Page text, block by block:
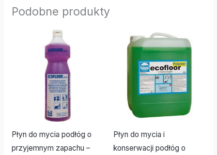
Podobne produkty
Płyn do mycia podłóg o
przyjemnym zapachu –
Płyn do mycia i
konserwacji podłóg o